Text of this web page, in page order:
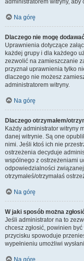
administratorem witryny, aby
Na górę
Dlaczego nie mogę
Uprawnienia dotyczące
każdej grupy i dla każdego
zezwolić na zamieszczanie
przyznał uprawnienia tylko
dlaczego nie możesz
administratorem witryny.
Na górę
Dlaczego otrzymałem/
Każdy administrator witryny
danej witrynie. Są one
nimi. Jeśli ktoś ich nie
ostrzeżenia decyduje
wspólnego z ostrzeżeniami
odpowiedzialności
otrzymałeś/otrzymałaś
Na górę
W jaki sposób można
Jeśli administrator na to
chcesz zgłosić, powinien
przycisku spowoduje
wypełnieniu umożliwi
Na górę